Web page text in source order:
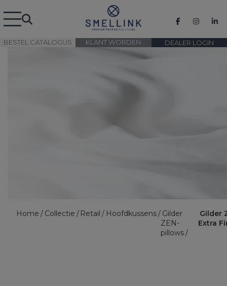
BESTEL CATALOGUS DEALER LOGIN
KLANT WORDEN
Home Collectie Retail Hoofdkussens
Gilder
ZEN-
pillows
Gilder
Extra